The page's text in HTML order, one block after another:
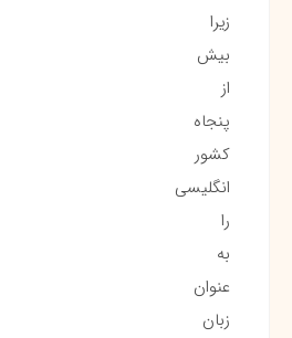
زیرا
بیش
از
پنجاه
کشور
انگلیسی
را
به
عنوان
زبان